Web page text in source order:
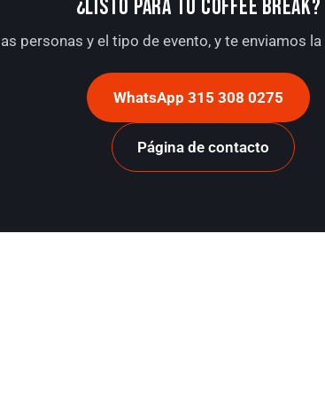
¿LISTO PARA TU COFFEE BREAK?
personas y el tipo de evento, y te enviamos
WhatsApp 315 308 0275
Página de contacto